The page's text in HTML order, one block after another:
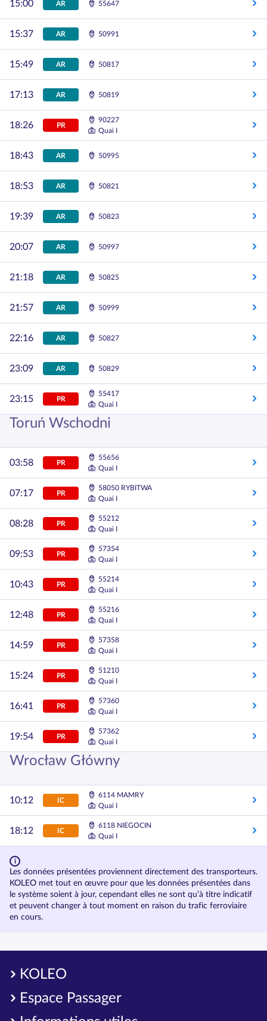
15:00 AR 55647
15:37 AR 50991
15:49 AR 50817
17:13 AR 50819
18:26 PR
90227
Quai I
18:43 AR 50995
18:53 AR 50821
19:39 AR 50823
20:07 AR 50997
21:18 AR 50825
21:57 AR 50999
22:16 AR 50827
23:09 AR 50829
23:15 PR
55417
Quai I
Toruń Wschodni
03:58 PR
55656
Quai I
07:17 PR
58050 RYBITWA
Quai I
08:28 PR
55212
Quai I
09:53 PR
57354
Quai I
10:43 PR
55214
Quai I
12:48 PR
55216
Quai I
14:59 PR
57358
Quai I
15:24 PR
51210
Quai I
16:41 PR
57360
Quai I
19:54 PR
57362
Quai I
Wrocław Główny
10:12 IC
6114 MAMRY
Quai I
18:12 IC
6118 NIEGOCIN
Quai I
Les données présentées proviennent directement des transporteurs.
KOLEO met tout en œuvre pour que les données présentées dans
le système soient à jour, cependant elles ne sont qu’à titre indicatif
et peuvent changer à tout moment en raison du trafic ferroviaire
en cours.
KOLEO
Espace Passager